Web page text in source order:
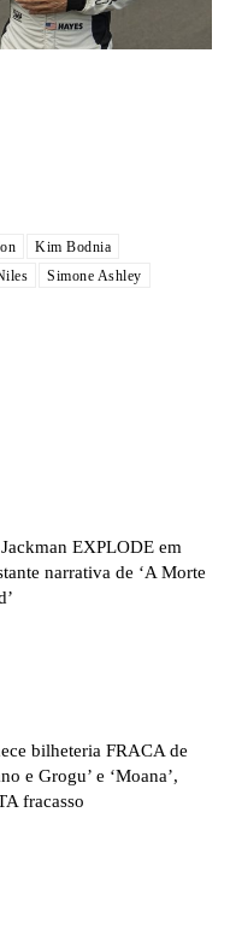
Kim Bodnia
Simone Ashley
EXPLODE em
narrativa de ‘A Morte
bilheteria FRACA de
e Grogu’ e ‘Moana’,
fracasso